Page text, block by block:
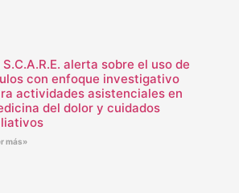
S.C.A.R.E. alerta sobre el uso de
con enfoque investigativo
actividades asistenciales en
del dolor y cuidados
más»